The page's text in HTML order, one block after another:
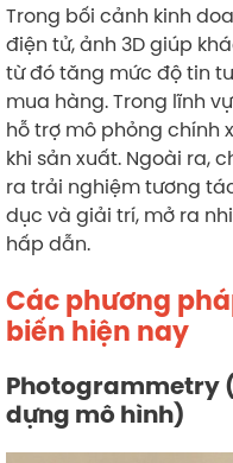
Trong bối cảnh kinh
điện tử, ảnh 3D giúp
từ đó tăng mức độ tin
mua hàng. Trong lĩnh
hỗ trợ mô phỏng chính
khi sản xuất. Ngoài ra,
ra trải nghiệm tương
dục và giải trí, mở ra
hấp dẫn.
Các phương
biến hiện nay
Photogrammetry
dựng mô hình)